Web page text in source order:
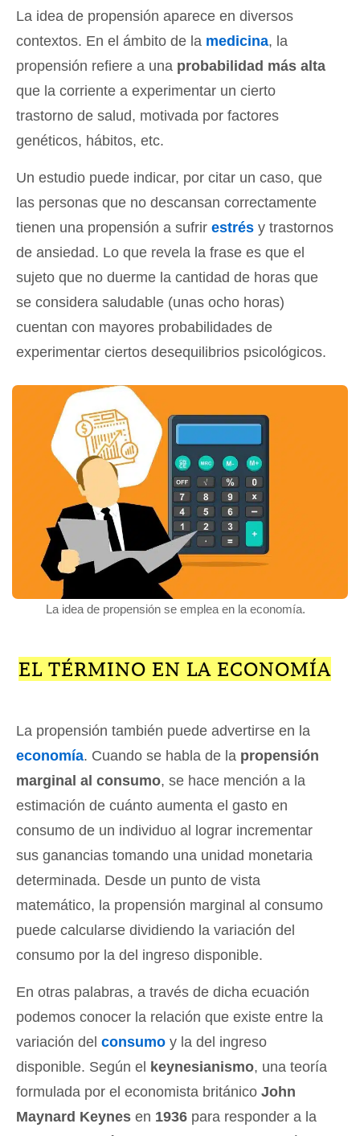
La idea de propensión aparece en diversos
contextos. En el ámbito de la medicina, la
propensión refiere a una probabilidad más alta
que la corriente a experimentar un cierto
trastorno de salud, motivada por factores
genéticos, hábitos, etc.
Un estudio puede indicar, por citar un caso, que
las personas que no descansan correctamente
tienen una propensión a sufrir estrés y trastornos
de ansiedad. Lo que revela la frase es que el
sujeto que no duerme la cantidad de horas que
se considera saludable (unas ocho horas)
cuentan con mayores probabilidades de
experimentar ciertos desequilibrios psicológicos.
La idea de propensión se emplea en la economía.
EL TÉRMINO EN LA ECONOMÍA
La propensión también puede advertirse en la
economía. Cuando se habla de la propensión
marginal al consumo, se hace mención a la
estimación de cuánto aumenta el gasto en
consumo de un individuo al lograr incrementar
sus ganancias tomando una unidad monetaria
determinada. Desde un punto de vista
matemático, la propensión marginal al consumo
puede calcularse dividiendo la variación del
consumo por la del ingreso disponible.
En otras palabras, a través de dicha ecuación
podemos conocer la relación que existe entre la
variación del consumo y la del ingreso
disponible. Según el keynesianismo, una teoría
formulada por el economista británico John
Maynard Keynes en 1936 para responder a la